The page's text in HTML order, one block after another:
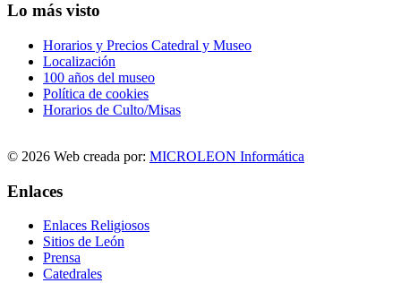
Lo más visto
Horarios y Precios Catedral y Museo
Localización
100 años del museo
Política de cookies
Horarios de Culto/Misas
© 2026 Web creada por: MICROLEON Informática
Enlaces
Enlaces Religiosos
Sitios de León
Prensa
Catedrales